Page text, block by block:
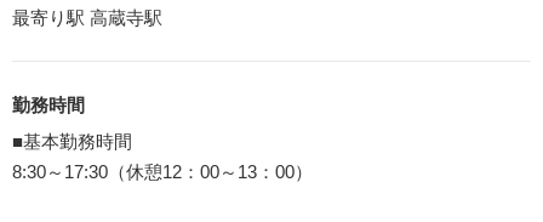
最寄り駅 高蔵寺駅
勤務時間
■基本勤務時間
8:30～17:30（休憩12：00～13：00）